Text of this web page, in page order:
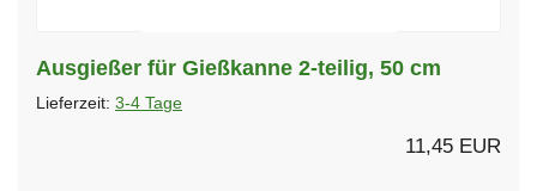
Ausgießer für Gießkanne 2-teilig, 50 cm
Lieferzeit: 3-4 Tage
11,45 EUR